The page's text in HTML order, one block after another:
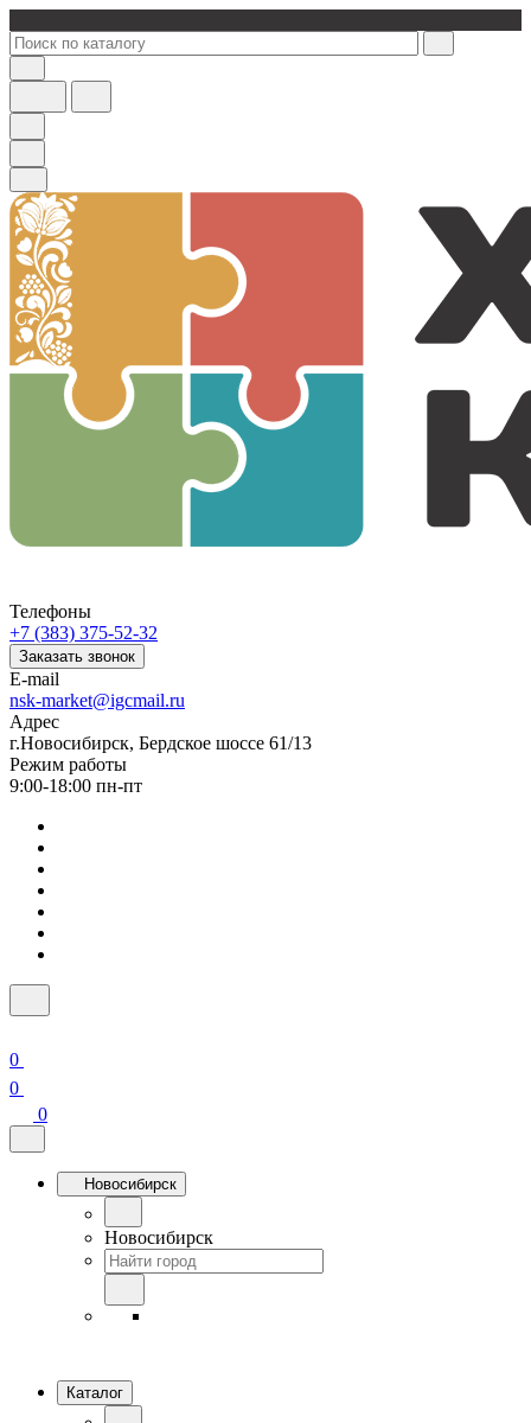
Телефоны
+7 (383) 375-52-32
Заказать звонок
E-mail
nsk-market@igcmail.ru
Адрес
г.Новосибирск, Бердское шоссе 61/13
Режим работы
9:00-18:00 пн-пт
0
0
0
Новосибирск
Новосибирск
Каталог